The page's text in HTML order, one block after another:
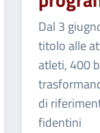
Dal 3
titolo alle
atleti, 400
di
fidentini